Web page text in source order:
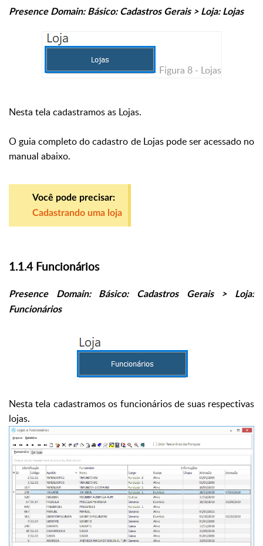
Presence Domain: Básico: Cadastros Gerais > Loja: Lojas
Figura 8 - Lojas
Nesta tela cadastramos as Lojas.
O guia completo do cadastro de Lojas pode ser acessado no
manual abaixo.
Você pode precisar:
Cadastrando uma loja
1.1.4 Funcionários
Presence Domain: Básico: Cadastros Gerais > Loja:
Funcionários
Nesta tela cadastramos os funcionários de suas respectivas
lojas.